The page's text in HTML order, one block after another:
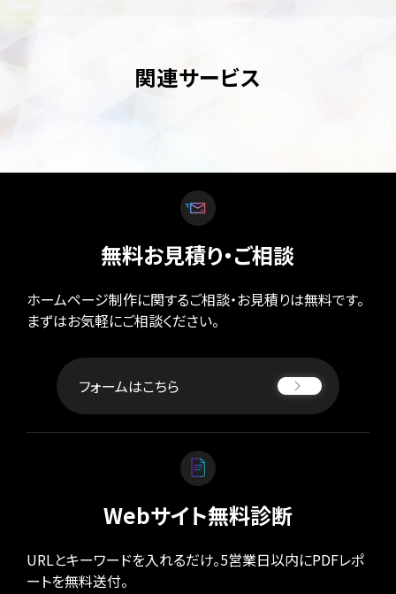
関連サービス
無料お見積り・ご相談
ホームページ制作に関するご相談・お見積りは無料です。
まずはお気軽にご相談ください。
フォームはこちら
Webサイト無料診断
URLとキーワードを入れるだけ。5営業日以内にPDFレポ
ートを無料送付。